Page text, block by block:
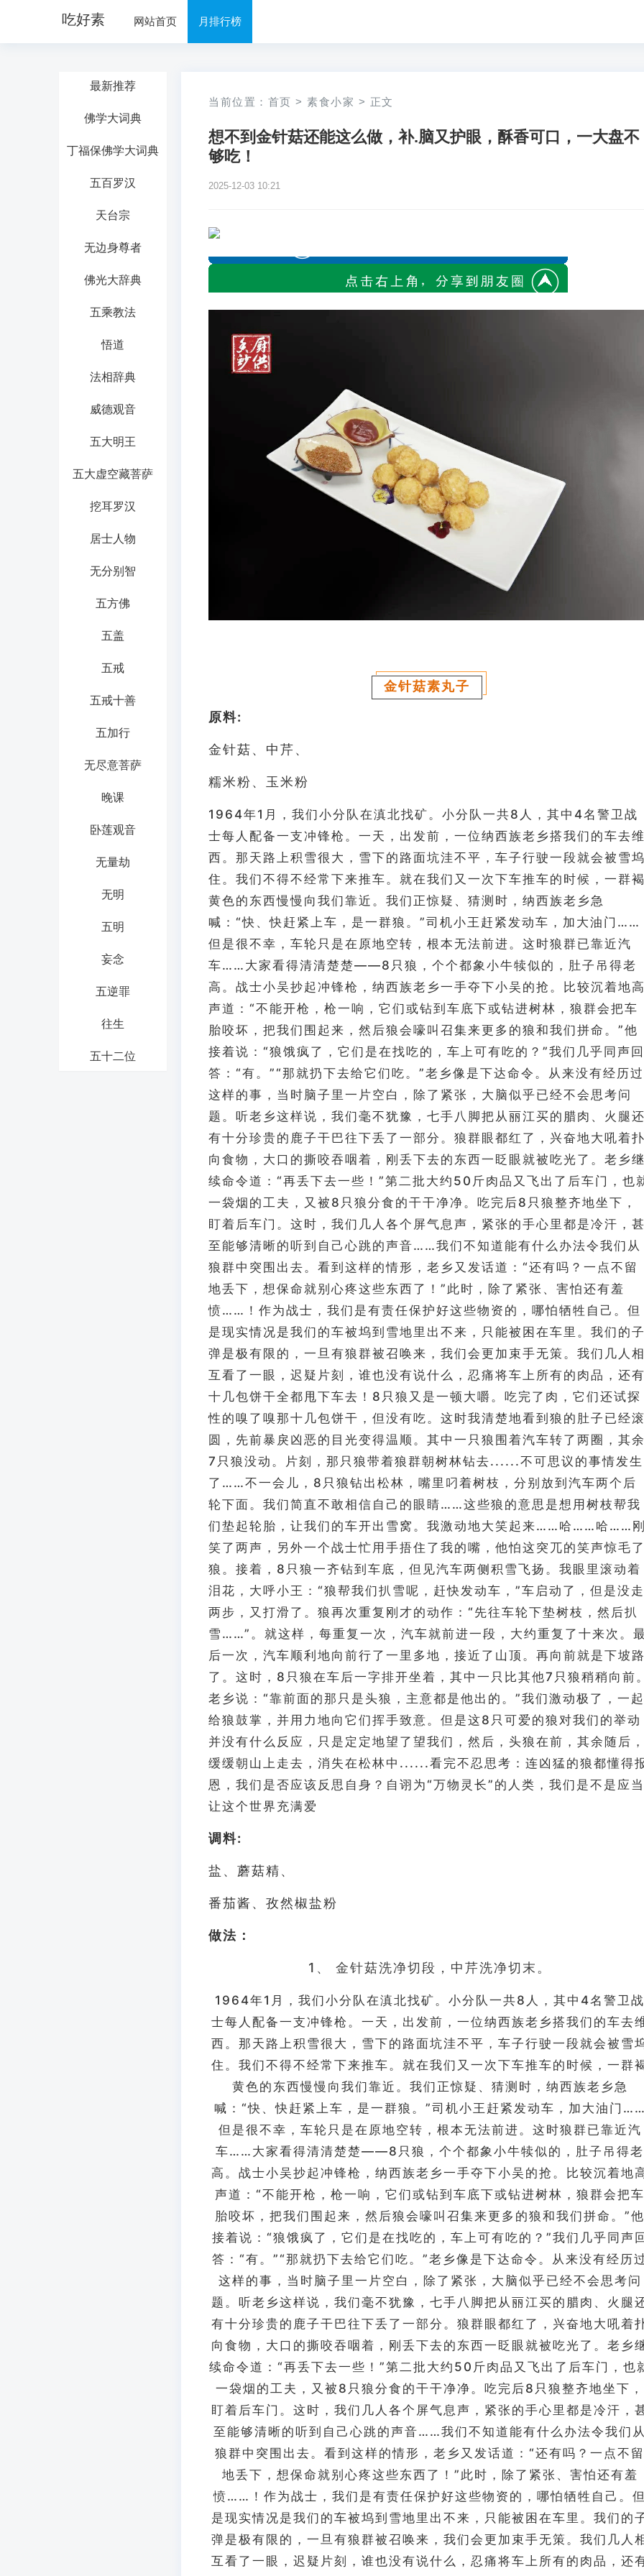
吃好素 网站首页 月排行榜
最新推荐
佛学大词典
丁福保佛学大词典
五百罗汉
天台宗
无边身尊者
佛光大辞典
五乘教法
悟道
法相辞典
威德观音
五大明王
五大虚空藏菩萨
挖耳罗汉
居士人物
无分别智
五方佛
五盖
五戒
五戒十善
五加行
无尽意菩萨
晚课
卧莲观音
无量劫
无明
五明
妄念
五逆罪
往生
五十二位
当前位置： 首页 > 素食小家 > 正文
想不到金针菇还能这么做，补.脑又护眼，酥香可口，一大盘不
够吃！
2025-12-03 10:21
金针菇素丸子
原料:
金针菇、中芹、
糯米粉、玉米粉
1964年1月，我们小分队在滇北找矿。小分队一共8人，其中4名警卫战
士每人配备一支冲锋枪。一天，出发前，一位纳西族老乡搭我们的车去维
西。那天路上积雪很大，雪下的路面坑洼不平，车子行驶一段就会被雪坞
住。我们不得不经常下来推车。就在我们又一次下车推车的时候，一群褐
黄色的东西慢慢向我们靠近。我们正惊疑、猜测时，纳西族老乡急
喊：“快、快赶紧上车，是一群狼。”司机小王赶紧发动车，加大油门……
但是很不幸，车轮只是在原地空转，根本无法前进。这时狼群已靠近汽
车……大家看得清清楚楚——8只狼，个个都象小牛犊似的，肚子吊得老
高。战士小吴抄起冲锋枪，纳西族老乡一手夺下小吴的抢。比较沉着地高
声道：“不能开枪，枪一响，它们或钻到车底下或钻进树林，狼群会把车
胎咬坏，把我们围起来，然后狼会嚎叫召集来更多的狼和我们拼命。”他
接着说：“狼饿疯了，它们是在找吃的，车上可有吃的？”我们几乎同声回
答：“有。”“那就扔下去给它们吃。”老乡像是下达命令。从来没有经历过
这样的事，当时脑子里一片空白，除了紧张，大脑似乎已经不会思考问
题。听老乡这样说，我们毫不犹豫，七手八脚把从丽江买的腊肉、火腿还
有十分珍贵的鹿子干巴往下丢了一部分。狼群眼都红了，兴奋地大吼着扑
向食物，大口的撕咬吞咽着，刚丢下去的东西一眨眼就被吃光了。老乡继
续命令道：“再丢下去一些！”第二批大约50斤肉品又飞出了后车门，也
一袋烟的工夫，又被8只狼分食的干干净净。吃完后8只狼整齐地坐下，
盯着后车门。这时，我们几人各个屏气息声，紧张的手心里都是冷汗，甚
至能够清晰的听到自己心跳的声音……我们不知道能有什么办法令我们从
狼群中突围出去。看到这样的情形，老乡又发话道：“还有吗？一点不留
地丢下，想保命就别心疼这些东西了！”此时，除了紧张、害怕还有羞
愤……！作为战士，我们是有责任保护好这些物资的，哪怕牺牲自己。但
是现实情况是我们的车被坞到雪地里出不来，只能被困在车里。我们的子
弹是极有限的，一旦有狼群被召唤来，我们会更加束手无策。我们几人相
互看了一眼，迟疑片刻，谁也没有说什么，忍痛将车上所有的肉品，还有
十几包饼干全都甩下车去！8只狼又是一顿大嚼。吃完了肉，它们还试探
性的嗅了嗅那十几包饼干，但没有吃。这时我清楚地看到狼的肚子已经滚
圆，先前暴戾凶恶的目光变得温顺。其中一只狼围着汽车转了两圈，其余
7只狼没动。片刻，那只狼带着狼群朝树林钻去......不可思议的事情发生
了……不一会儿，8只狼钻出松林，嘴里叼着树枝，分别放到汽车两个后
轮下面。我们简直不敢相信自己的眼睛……这些狼的意思是想用树枝帮我
们垫起轮胎，让我们的车开出雪窝。我激动地大笑起来……哈……哈……刚
笑了两声，另外一个战士忙用手捂住了我的嘴，他怕这突兀的笑声惊毛了
狼。接着，8只狼一齐钻到车底，但见汽车两侧积雪飞扬。我眼里滚动着
泪花，大呼小王：“狼帮我们扒雪呢，赶快发动车，”车启动了，但是没走
两步，又打滑了。狼再次重复刚才的动作：“先往车轮下垫树枝，然后扒
雪……”。就这样，每重复一次，汽车就前进一段，大约重复了十来次。最
后一次，汽车顺利地向前行了一里多地，接近了山顶。再向前就是下坡路
了。这时，8只狼在车后一字排开坐着，其中一只比其他7只狼稍稍向前。
老乡说：“靠前面的那只是头狼，主意都是他出的。”我们激动极了，一起
给狼鼓掌，并用力地向它们挥手致意。但是这8只可爱的狼对我们的举动
并没有什么反应，只是定定地望了望我们，然后，头狼在前，其余随后，
缓缓朝山上走去，消失在松林中......看完不忍思考：连凶猛的狼都懂得
恩，我们是否应该反思自身？自诩为“万物灵长”的人类，我们是不是应当
让这个世界充满爱
调料:
盐、蘑菇精、
番茄酱、孜然椒盐粉
做法：
1、 金针菇洗净切段，中芹洗净切末。
1964年1月，我们小分队在滇北找矿。小分队一共8人，其中4名警卫战
士每人配备一支冲锋枪。一天，出发前，一位纳西族老乡搭我们的车去
西。那天路上积雪很大，雪下的路面坑洼不平，车子行驶一段就会被雪
住。我们不得不经常下来推车。就在我们又一次下车推车的时候，一群
黄色的东西慢慢向我们靠近。我们正惊疑、猜测时，纳西族老乡急
喊：“快、快赶紧上车，是一群狼。”司机小王赶紧发动车，加大油门……
但是很不幸，车轮只是在原地空转，根本无法前进。这时狼群已靠近汽
车……大家看得清清楚楚——8只狼，个个都象小牛犊似的，肚子吊得老
高。战士小吴抄起冲锋枪，纳西族老乡一手夺下小吴的抢。比较沉着地
声道：“不能开枪，枪一响，它们或钻到车底下或钻进树林，狼群会把车
胎咬坏，把我们围起来，然后狼会嚎叫召集来更多的狼和我们拼命。”他
接着说：“狼饿疯了，它们是在找吃的，车上可有吃的？”我们几乎同声回
答：“有。”“那就扔下去给它们吃。”老乡像是下达命令。从来没有经历
这样的事，当时脑子里一片空白，除了紧张，大脑似乎已经不会思考问
题。听老乡这样说，我们毫不犹豫，七手八脚把从丽江买的腊肉、火腿
有十分珍贵的鹿子干巴往下丢了一部分。狼群眼都红了，兴奋地大吼着
向食物，大口的撕咬吞咽着，刚丢下去的东西一眨眼就被吃光了。老乡
续命令道：“再丢下去一些！”第二批大约50斤肉品又飞出了后车门，也
一袋烟的工夫，又被8只狼分食的干干净净。吃完后8只狼整齐地坐下，
盯着后车门。这时，我们几人各个屏气息声，紧张的手心里都是冷汗，
至能够清晰的听到自己心跳的声音……我们不知道能有什么办法令我们从
狼群中突围出去。看到这样的情形，老乡又发话道：“还有吗？一点不留
地丢下，想保命就别心疼这些东西了！”此时，除了紧张、害怕还有羞
愤……！作为战士，我们是有责任保护好这些物资的，哪怕牺牲自己。但
是现实情况是我们的车被坞到雪地里出不来，只能被困在车里。我们的
弹是极有限的，一旦有狼群被召唤来，我们会更加束手无策。我们几人
互看了一眼，迟疑片刻，谁也没有说什么，忍痛将车上所有的肉品，还